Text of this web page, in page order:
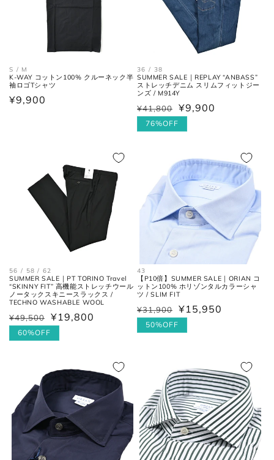
S / M
K-WAY コットン100% クルーネック半
袖ロゴTシャツ
通
¥9,900
36 / 38
SUMMER SALE｜REPLAY “ANBASS”
ストレッチデニム スリムフィットジー
ンズ / M914Y
通
常
¥41,800
セ
ー
¥9,900
76%OFF
56 / 58 / 62
SUMMER SALE｜PT TORINO Travel
“SKINNY FIT” 高機能ストレッチウール
ノータックスキニースラックス /
TECHNO WASHABLE WOOL
通
常
¥49,500
セ
ー
¥19,800
60%OFF
43
【P10倍】SUMMER SALE｜ORIAN コ
ットン100% ホリゾンタルカラーシャ
ツ / SLIM FIT
通
常
¥31,900
セ
ー
¥15,950
50%OFF
ヒールの上端と下端を結んだ長
さ。
お直しについては こちらのページでご確認
ください。